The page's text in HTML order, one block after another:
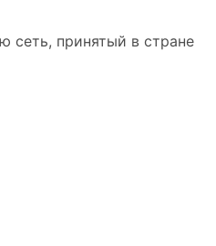
сеть, принятый в стране